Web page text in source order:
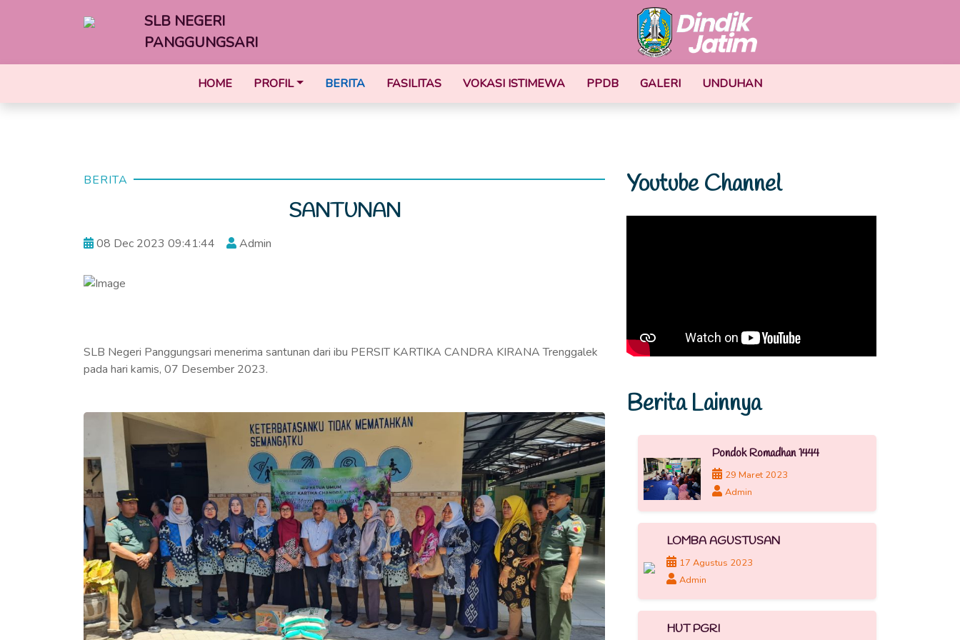
SLB NEGERI
PANGGUNGSARI
HOME PROFIL BERITA FASILITAS VOKASI ISTIMEWA PPDB GALERI UNDUHAN
BERITA
SANTUNAN
08 Dec 2023 09:41:44 Admin
SLB Negeri Panggungsari menerima santunan dari ibu PERSIT KARTIKA CANDRA KIRANA Trenggalek
pada hari kamis, 07 Desember 2023.
Youtube Channel
Berita Lainnya
Pondok Romadhan 1444
29 Maret 2023
Admin
LOMBA AGUSTUSAN
17 Agustus 2023
Admin
HUT PGRI